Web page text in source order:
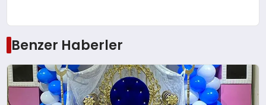
Benzer Haberler